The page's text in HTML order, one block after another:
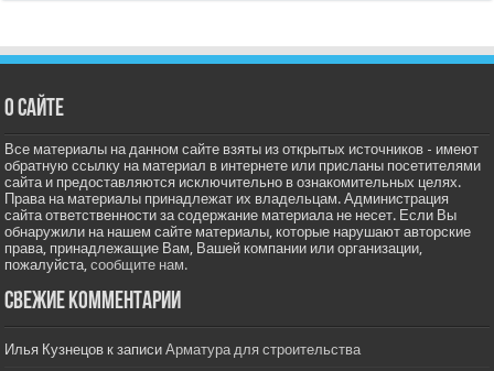
О сайте
Все материалы на данном сайте взяты из открытых источников - имеют
обратную ссылку на материал в интернете или присланы посетителями
сайта и предоставляются исключительно в ознакомительных целях.
Права на материалы принадлежат их владельцам. Администрация
сайта ответственности за содержание материала не несет. Если Вы
обнаружили на нашем сайте материалы, которые нарушают авторские
права, принадлежащие Вам, Вашей компании или организации,
пожалуйста,сообщите нам.
Свежие комментарии
Илья Кузнецов к записиАрматура для строительства